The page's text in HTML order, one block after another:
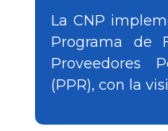
La CNP
Programa de
Proveedores
(PPR), con la